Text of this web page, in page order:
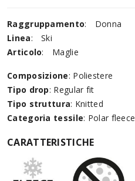
Raggruppamento:
Donna
Linea:
Ski
Articolo: Maglie
Composizione: Poliestere
Tipo drop: Regular fit
Tipo struttura: Knitted
Categoria tessile: Polar fleece
CARATTERISTICHE